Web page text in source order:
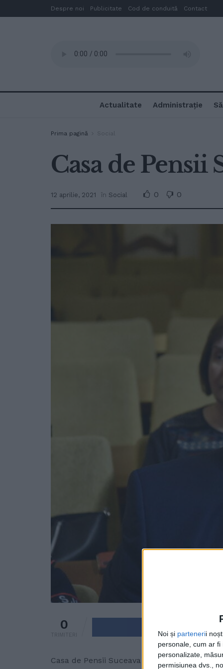
Noi și partenerii
personale, cum ar
personalizate,
permisiunea dvs.,
Despre noi Publicitate Cod de conduită Contact
Actualitate Administrație
Prima pagină Social
Casa de Pensii
12 aprilie, 2021 în Social 0 0
0
TRIMITERI
Casa de Pensii Suceava a demarat